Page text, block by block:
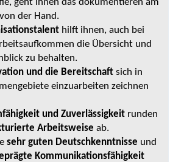
geht ihnen das dokumentieren am
der Hand.
hilft ihnen, auch bei
die Übersicht und
zu behalten.
und die Bereitschaft sich in
einzuarbeiten zeichnen
und Zuverlässigkeit runden
Arbeitsweise ab.
sehr guten Deutschkenntnisse und
Kommunikationsfähigkeit